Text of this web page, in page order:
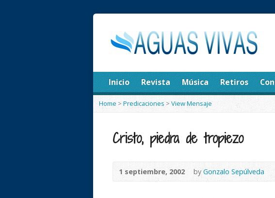
Inicio Revista Música Retiros
Home > Predicaciones > View Mensaje
Cristo, piedra de tropiezo
1 septiembre, 2002 byGonzalo Sepúlveda